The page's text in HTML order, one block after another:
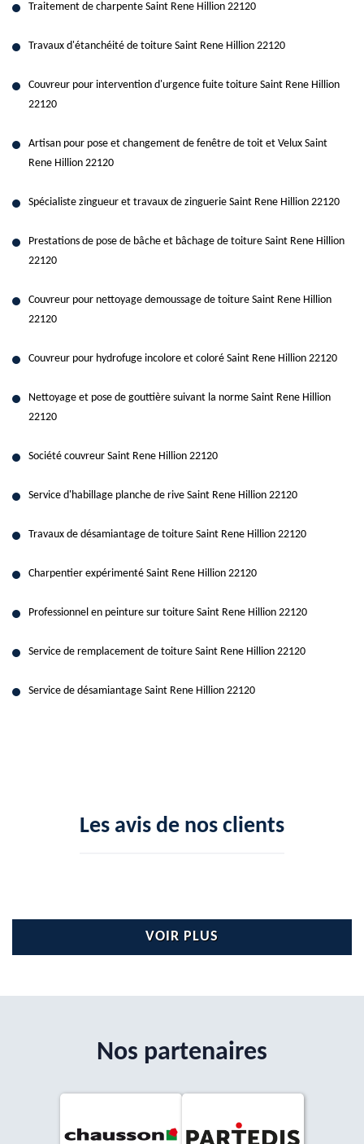
Traitement de charpente Saint Rene Hillion 22120
Travaux d'étanchéité de toiture Saint Rene Hillion 22120
Couvreur pour intervention d'urgence fuite toiture Saint Rene Hillion
22120
Artisan pour pose et changement de fenêtre de toit et Velux Saint
Rene Hillion 22120
Spécialiste zingueur et travaux de zinguerie Saint Rene Hillion 22120
Prestations de pose de bâche et bâchage de toiture Saint Rene Hillion
22120
Couvreur pour nettoyage demoussage de toiture Saint Rene Hillion
22120
Couvreur pour hydrofuge incolore et coloré Saint Rene Hillion 22120
Nettoyage et pose de gouttière suivant la norme Saint Rene Hillion
22120
Société couvreur Saint Rene Hillion 22120
Service d'habillage planche de rive Saint Rene Hillion 22120
Travaux de désamiantage de toiture Saint Rene Hillion 22120
Charpentier expérimenté Saint Rene Hillion 22120
Professionnel en peinture sur toiture Saint Rene Hillion 22120
Service de remplacement de toiture Saint Rene Hillion 22120
Service de désamiantage Saint Rene Hillion 22120
Les avis de nos clients
VOIR PLUS
Nos partenaires